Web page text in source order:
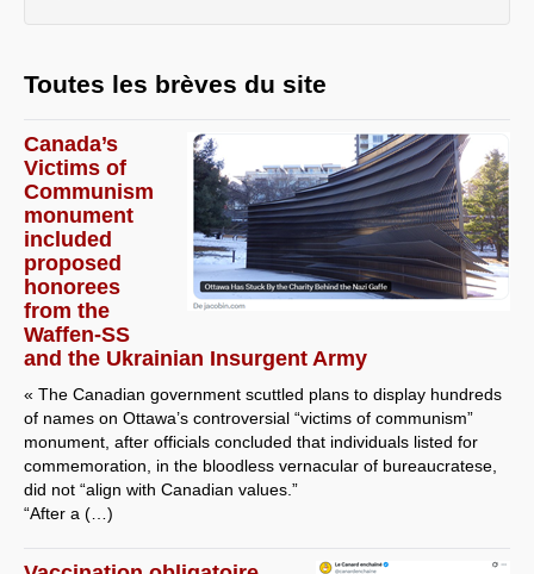
Toutes les brèves du site
Canada’s
Victims of
Communism
monument
included
proposed
honorees
from the
Waffen-SS
and the Ukrainian Insurgent Army
« The Canadian government scuttled plans to display hundreds
of names on Ottawa’s controversial “victims of communism”
monument, after officials concluded that individuals listed for
commemoration, in the bloodless vernacular of bureaucratese,
did not “align with Canadian values.”
“After a (…)